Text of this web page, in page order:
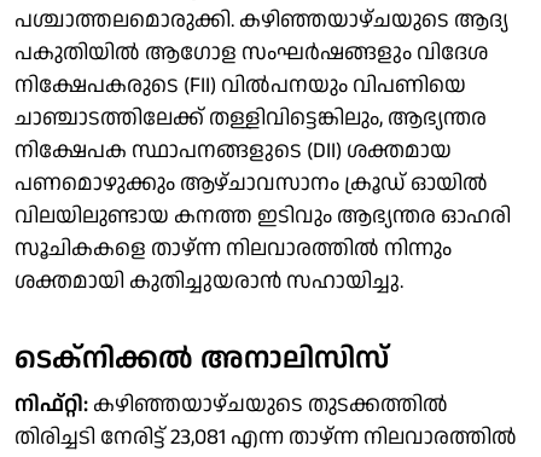
പശ്ചാത്തലമൊരുക്കി. കഴിഞ്ഞയാഴ്ചയുടെ ആദ്യ
പകുതിയിൽ ആ​ഗോള സംഘർഷങ്ങളും വിദേശ
നിക്ഷേപകരുടെ (FII) വിൽപനയും വിപണിയെ
ചാ‍ഞ്ചാടത്തിലേക്ക് തള്ളിവിട്ടെങ്കിലും, ആഭ്യന്തര
നിക്ഷേപക സ്ഥാപനങ്ങളുടെ (DII) ശക്തമായ
പണമൊഴുക്കും ആഴ്ചാവസാനം ക്രൂഡ് ഓയിൽ
വിലയിലുണ്ടായ കനത്ത ഇടിവും ആഭ്യന്തര ഓഹരി
സൂചികകളെ താഴ്ന്ന നിലവാരത്തിൽ നിന്നും
ശക്തമായി കുതിച്ചുയരാൻ സഹായിച്ചു.
ടെക്നിക്കൽ അനാലിസിസ്
നിഫ്റ്റി: കഴിഞ്ഞയാഴ്ചയുടെ തുടക്കത്തിൽ
തിരിച്ചടി നേരിട്ട് 23,081 എന്ന താഴ്ന്ന നിലവാരത്തിൽ